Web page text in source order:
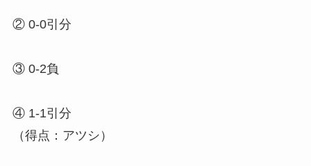
② 0-0引分
③ 0-2負
④ 1-1引分
（得点：アツシ）